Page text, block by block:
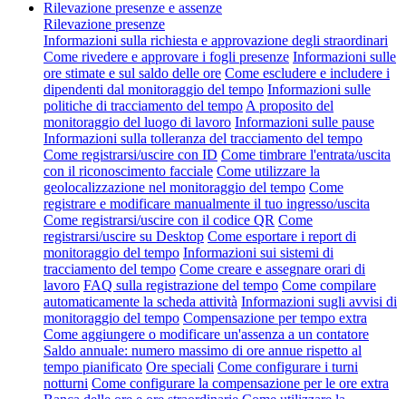
Rilevazione presenze e assenze
Rilevazione presenze
Informazioni sulla richiesta e approvazione degli straordinari
Come rivedere e approvare i fogli presenze Informazioni sulle
ore stimate e sul saldo delle ore Come escludere e includere i
dipendenti dal monitoraggio del tempo Informazioni sulle
politiche di tracciamento del tempo A proposito del
monitoraggio del luogo di lavoro Informazioni sulle pause
Informazioni sulla tolleranza del tracciamento del tempo
Come registrarsi/uscire con ID Come timbrare l'entrata/uscita
con il riconoscimento facciale Come utilizzare la
geolocalizzazione nel monitoraggio del tempo Come
registrare e modificare manualmente il tuo ingresso/uscita
Come registrarsi/uscire con il codice QR Come
registrarsi/uscire su Desktop Come esportare i report di
monitoraggio del tempo Informazioni sui sistemi di
tracciamento del tempo Come creare e assegnare orari di
lavoro FAQ sulla registrazione del tempo Come compilare
automaticamente la scheda attività Informazioni sugli avvisi di
monitoraggio del tempo Compensazione per tempo extra
Come aggiungere o modificare un'assenza a un contatore
Saldo annuale: numero massimo di ore annue rispetto al
tempo pianificato Ore speciali Come configurare i turni
notturni Come configurare la compensazione per le ore extra